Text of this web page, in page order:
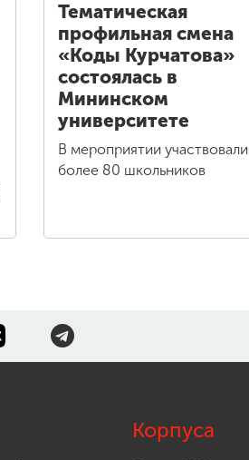
Тематическая
профильная смена
«Коды Курчатова»
состоялась в
Мининском
университете
В мероприятии участвовали
более 80 школьников
Корпуса